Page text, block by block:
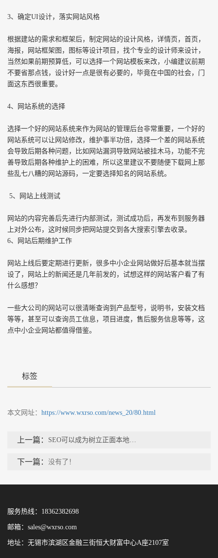
3、确定UI设计，落实网站风格
根据建站的需求和框架后，制定网站的设计风格，详情页，首页，
海报，网站框架图，图标等设计项目，找个专业的设计师来设计，
当然如果前期预算低，可以选择一个网站模板来改，小编建议前期
不要省那点钱，设计好一点是很有必要的，毕竟在中国的社会，门
面这东西很重要。
4、网站系统的选择
选择一个好的网站系统来作为网站的管理后台非常重要，一个好的
网站系统可以让网站修改，维护事半功倍，选择一个差的网站系统
会导致后期各种问题，比如网站漏洞导致网站被挂木马，功能不完
善导致后期各种维护上的困难，所以这里建议不要随便下载网上那
些乱七八糟的网站源码，一定要选择知名的网站系统。
5、网站上线测试
网站的内容完善后先进行内部测试，测试成功后，再发布到服务器
上对外公布，这时候同步把网站提交到各大搜索引擎去收录。
6、网站后期维护工作
网站上线后要定期进行更新，很多中小企业网站做好后基本就当摆
设了，网站上的新闻还是几年前发的，试想这样的网站客户看了有
什么感想？
一些大公司的网站可以很清晰查询到产品型号，说明书，安装文档
等等，甚至可以查询员工信息，项目进度，售后服务信息等等，这
点中小企业网站都值得借鉴。
标签
本文网址： https://www.wxrso.com/news_20/80.html
上一篇： SEO可以成为树立正面本地声誉的动力
下一篇： 没有了！
服务热线：18362382698
邮箱：sales@wxrso.com
地址：无锡市滨湖区金融三街恒大财富中心A座2107室